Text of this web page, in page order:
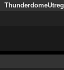
ThunderdomeUtreg